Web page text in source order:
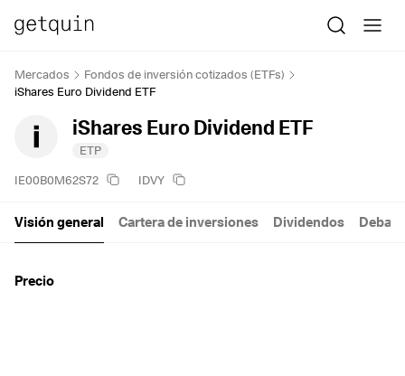
Mercados
Fondos de inversión cotizados (ETFs)
iShares Euro Dividend ETF
iShares Euro Dividend ETF
ETP
IE00B0M62S72 IDVY
Visión general Cartera de inversiones Dividendos Debate
Precio